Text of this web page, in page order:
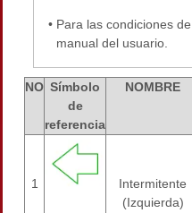
• Para las condiciones
manual del usuario.
NO Símbolo
de
referencia
NOMBRE
1
Intermitente
(Izquierda)